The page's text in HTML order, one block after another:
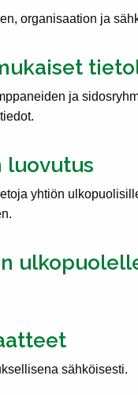
organisaation ja
ja
luovutus
yhtiön
sähköisesti.